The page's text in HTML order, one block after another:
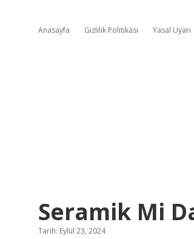
Anasayfa Gizlilik Politikası Yasal Uyarı
Seramik Mi
Tarih: Eylül 23, 2024